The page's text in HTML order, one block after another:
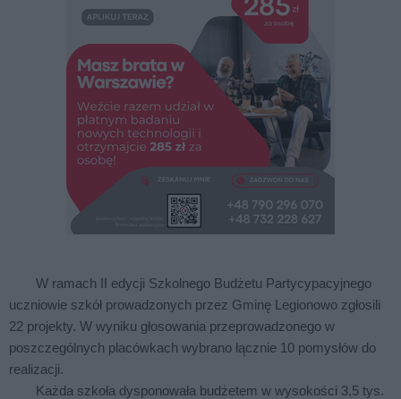
W ramach II edycji Szkolnego Budżetu Partycypacyjnego
uczniowie szkół prowadzonych przez Gminę Legionowo zgłosili
22 projekty. W wyniku głosowania przeprowadzonego w
poszczególnych placówkach wybrano łącznie 10 pomysłów do
realizacji.
Każda szkoła dysponowała budżetem w wysokości 3,5 tys.